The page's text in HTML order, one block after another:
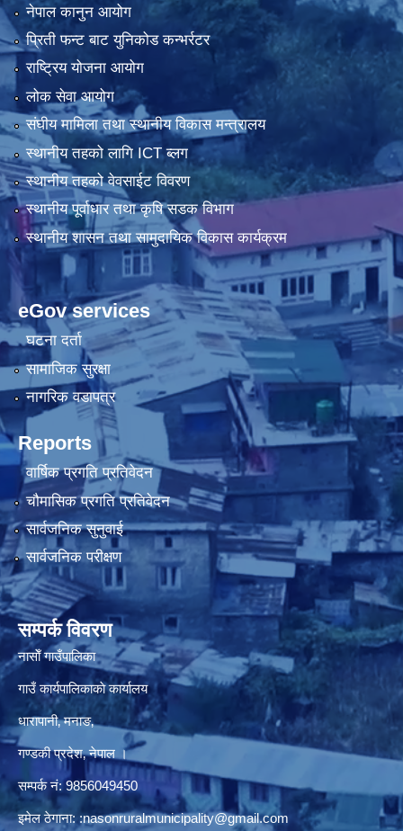
नेपाल कानुन आयोग
प्रिती फन्ट बाट युनिकोड कन्भर्रटर
राष्ट्रिय योजना आयोग
लोक सेवा आयोग
संघीय मामिला तथा स्थानीय विकास मन्त्रालय
स्थानीय तहको लागि ICT ब्लग
स्थानीय तहको वेवसाईट विवरण
स्थानीय पूर्वाधार तथा कृषि सडक विभाग
स्थानीय शासन तथा सामुदायिक विकास कार्यक्रम
eGov services
घटना दर्ता
सामाजिक सुरक्षा
नागरिक वडापत्र
Reports
वार्षिक प्रगति प्रतिवेदन
चौमासिक प्रगति प्रतिवेदन
सार्वजनिक सुनुवाई
सार्वजनिक परीक्षण
सम्पर्क विवरण
नासाेँ गाउँपालिका
गाउँ कार्यपालिकाकाे कार्यालय
धारापानी‚ मनाङ‚
गण्डकी प्रदेश‚ नेपाल ।
सम्पर्क न‌ं‍: 9856049450
इमेल ठेगाना: :nasonruralmunicipality@gmail.com